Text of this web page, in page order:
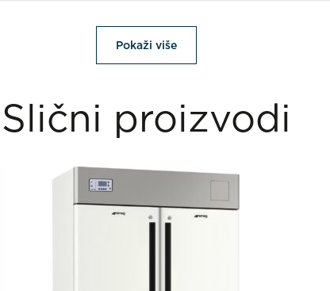
Pokaži više
Slični proizvodi